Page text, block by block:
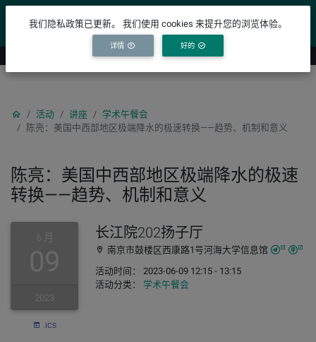
YICODE
活动 讲座
学术午餐会
陈亮：美国中西部地区极端降水的极速转换——趋势、机制和意义
陈亮：美国中西部地区极端降水的极速
转换——趋势、机制和意义
6 月
09
2023
.ICS
长江院202扬子厅
南京市鼓楼区西康路1号河海大学信息馆
活动时间： 2023-06-09 12:15 - 13:15
活动分类：学术午餐会
我们隐私政策已更新。 我们使用 cookies 来提升您的浏览体验。
详情 好的